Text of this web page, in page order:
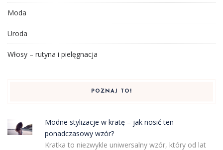
Moda
Uroda
Włosy – rutyna i pielęgnacja
POZNAJ TO!
Modne stylizacje w kratę – jak nosić ten
ponadczasowy wzór?
Kratka to niezwykle uniwersalny wzór, który od lat